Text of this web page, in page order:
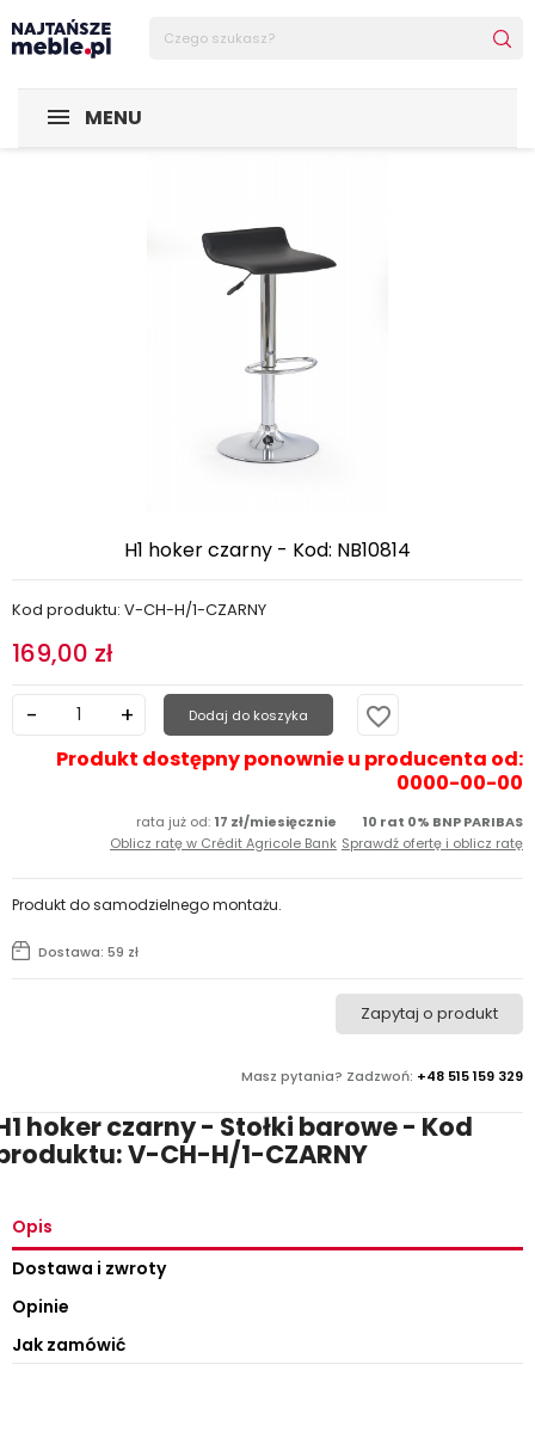
MENU
Sklep Najtańsze-meble
H1 hoker czarny - Kod: NB10814
Kod produktu: V-CH-H/1-CZARNY
169,00 zł
Dodaj do koszyka favorite_border
Produkt dostępny ponownie u producenta od:
0000-00-00
rata już od: 17 zł/miesięcznie
Oblicz ratę w Crédit Agricole Bank
10 rat 0% BNP PARIBAS
Sprawdź ofertę i oblicz ratę
Masz pytania? Zadzwoń: +48 515 159 329
Zapytaj o produkt
Dostawa: 59 zł
Produkt do samodzielnego montażu.
hoker czarny - Stołki barowe - Kod
V-CH-H/1-CZARNY
Opis
Dostawa i zwroty
Opinie
Jak zamówić